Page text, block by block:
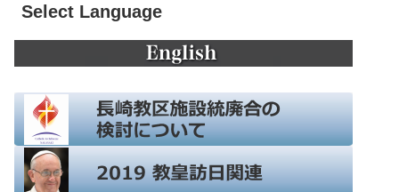
Select Language